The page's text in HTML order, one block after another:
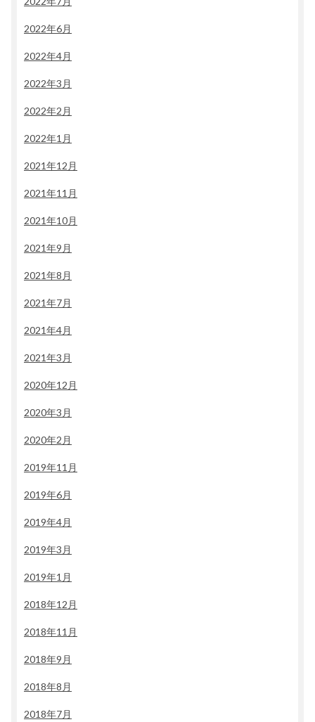
2022年6月
2022年4月
2022年3月
2022年2月
2022年1月
2021年12月
2021年11月
2021年10月
2021年9月
2021年8月
2021年7月
2021年4月
2021年3月
2020年12月
2020年3月
2020年2月
2019年11月
2019年6月
2019年4月
2019年3月
2019年1月
2018年12月
2018年11月
2018年9月
2018年8月
2018年7月